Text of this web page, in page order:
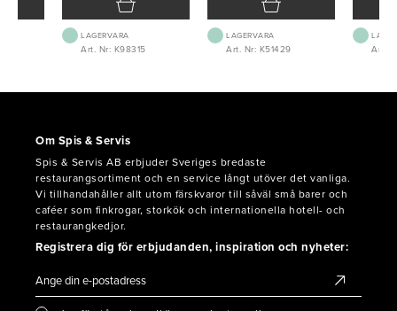
LAGERVARA
Art. Nr: K98315
LAGERVARA
Art. Nr: K51429 Art.
Om Spis & Servis
Spis & Servis AB erbjuder Sveriges bredaste
restaurangsortiment och en service långt utöver det vanliga.
Vi tillhandahåller allt utom färskvaror till såväl små barer och
caféer som finkrogar, storkök och internationella hotell- och
restaurangkedjor.
Registrera dig för erbjudanden, inspiration och nyheter: